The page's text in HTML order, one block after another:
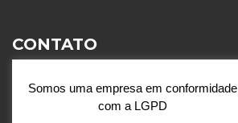
CONTATO
Santa Catarina - São José do
Rio Preto (SP)
Somos uma empresa em conformidade
com a LGPD